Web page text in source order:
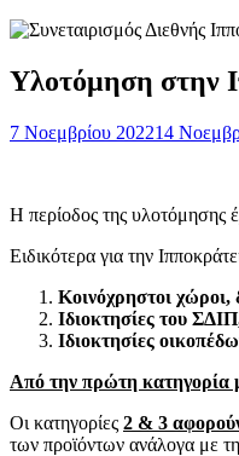
Υλοτόμηση στην
7 Νοεμβρίου 202214
Η περίοδος της υλοτόμησης
Ειδικότερα για την
Κοινόχρηστοι
Ιδιοκτησίες του
Ιδιοκτησίες
Από την πρώτη κατηγορία
Οι κατηγορίες 2 & 3
των προϊόντων ανάλογα με